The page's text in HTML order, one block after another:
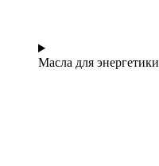
Масла для энергетики